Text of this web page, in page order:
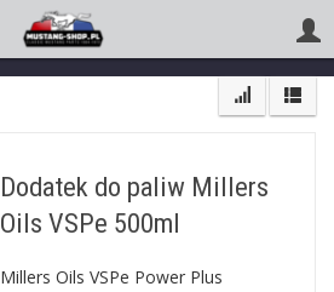
Dodatek do paliw Millers
Oils VSPe 500ml
Millers Oils VSPe Power Plus